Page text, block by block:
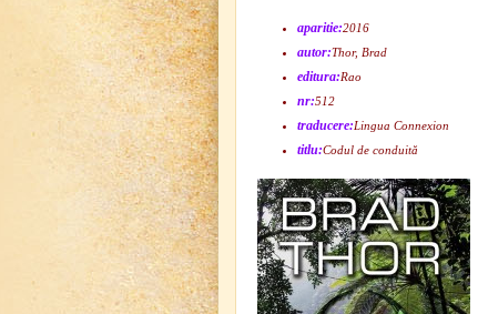
aparitie:2016
autor:Thor, Brad
editura:Rao
nr:512
traducere:Lingua Connexion
titlu:Codul de conduită